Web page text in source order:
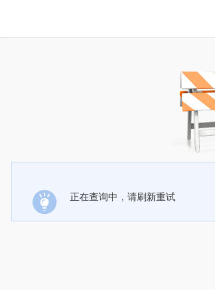
正在查询中，请刷新重试